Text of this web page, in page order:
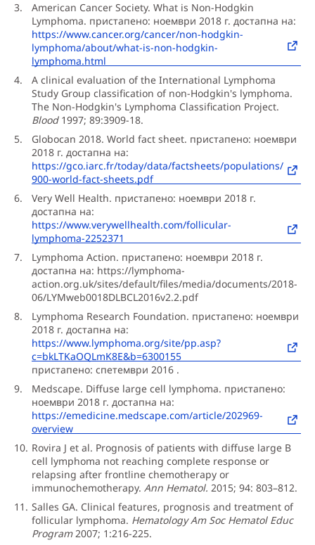
American Cancer Society. What is Non-Hodgkin
Lymphoma. пристапено: ноември 2018 г. достапна на:
https://www.cancer.org/cancer/non-hodgkin-
lymphoma/about/what-is-non-hodgkin-
lymphoma.html
A clinical evaluation of the International Lymphoma
Study Group classification of non-Hodgkin's lymphoma.
The Non-Hodgkin's Lymphoma Classification Project.
Blood1997; 89:3909-18.
Globocan 2018. World fact sheet. пристапено: ноември
2018 г. достапна на:
https://gco.iarc.fr/today/data/factsheets/populations/
900-world-fact-sheets.pdf
Very Well Health. пристапено: ноември 2018 г.
достапна на:
https://www.verywellhealth.com/follicular-
lymphoma-2252371
Lymphoma Action. пристапено: ноември 2018 г.
достапна на: https://lymphoma-
action.org.uk/sites/default/files/media/documents/2018-
06/LYMweb0018DLBCL2016v2.2.pdf
Lymphoma Research Foundation. пристапено: ноември
2018 г. достапна на:
https://www.lymphoma.org/site/pp.asp?
c=bkLTKaOQLmK8E&b=6300155
пристапено: спетември 2016 .
Medscape. Diffuse large cell lymphoma. пристапено:
ноември 2018 г. достапна на:
https://emedicine.medscape.com/article/202969-
overview
Rovira J et al. Prognosis of patients with diffuse large B
cell lymphoma not reaching complete response or
relapsing after frontline chemotherapy or
immunochemotherapy. Ann Hematol. 2015; 94: 803–812.
Salles GA. Clinical features, prognosis and treatment of
follicular lymphoma. Hematology Am Soc Hematol Educ
Program2007; 1:216-225.